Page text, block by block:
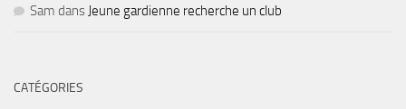
Sam dans Jeune gardienne recherche un club
CATÉGORIES